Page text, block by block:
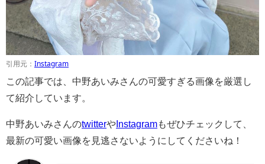
引用元： Instagram
この記事では、中野あいみさんの可愛すぎる画像を厳選し
て紹介しています。
中野あいみさんのtwitterや Instagramもぜひチェックして、
最新の可愛い画像を見逃さないようにしてくださいね！